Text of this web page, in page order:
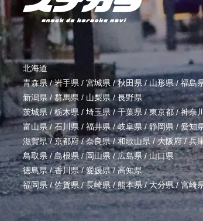
北海道
青森県/岩手県 / 宮城県 /秋田県 /山形県/福島
新潟県 / 群馬県 / 山梨県/長野県
茨城県 / 栃木県 / 埼玉県/ 千葉県 /東京都/神奈
富山県/ 石川県 / 福井県/岐阜県/静岡県/ 愛知
滋賀県/京都府/奈良県/和歌山県 /大阪府/兵
鳥取県/島根県/岡山県/広島県/山口県
徳島県/香川県/愛媛県/高知県
福岡県/佐賀県/長崎県 /熊本県/大分県/宮崎